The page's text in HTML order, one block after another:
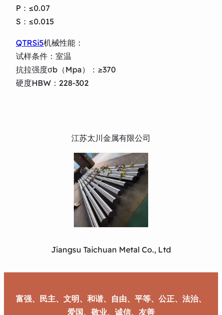
P：≤0.07
S：≤0.015
QTRSi5机械性能：
试样条件：室温
抗拉强度σb（Mpa）：≥370
硬度HBW：228-302
江苏太川金属有限公司
Jiangsu Taichuan Metal Co., Ltd
富强、民主、文明、和谐、自由、平等、公正、法治、
爱国、敬业、诚信、友善